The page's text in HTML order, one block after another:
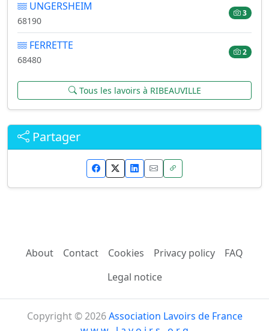
UNGERSHEIM
68190
3
FERRETTE
68480
2
Tous les lavoirs à RIBEAUVILLE
Partager
About Contact Cookies Privacy policy
FAQ
Legal notice
Copyright © 2026Association Lavoirs de France